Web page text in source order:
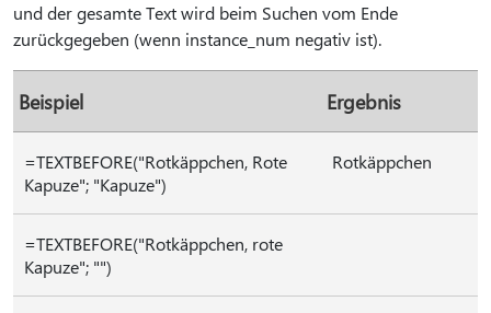
und der gesamte Text wird beim Suchen vom Ende
zurückgegeben (wenn instance_num negativ ist).
Beispiel Ergebnis
=TEXTBEFORE("Rotkäppchen, Rote
Kapuze"; "Kapuze")
Rotkäppchen
=TEXTBEFORE("Rotkäppchen, rote
Kapuze"; "")